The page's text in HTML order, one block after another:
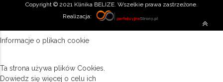
Copyright © 2021 Klinika BELIZE. Wszelkie prawa zastrzeżone.
Realizacja:
Informacje o plikach cookie
Ta strona używa plików Cookies.
Dowiedz się więcej o celu ich